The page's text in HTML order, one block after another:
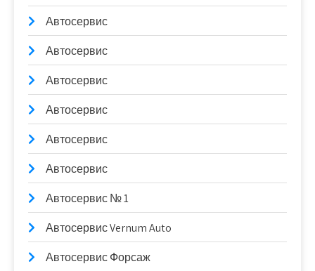
Автосервис
Автосервис
Автосервис
Автосервис
Автосервис
Автосервис
Автосервис № 1
Автосервис Vernum Auto
Автосервис Форсаж